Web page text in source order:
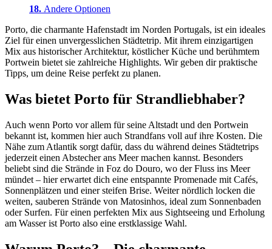
Andere Optionen
Porto, die charmante Hafenstadt im Norden Portugals, ist ein ideales
Ziel für einen unvergesslichen Städtetrip. Mit ihrem einzigartigen
Mix aus historischer Architektur, köstlicher Küche und berühmtem
Portwein bietet sie zahlreiche Highlights. Wir geben dir praktische
Tipps, um deine Reise perfekt zu planen.
Was bietet Porto für Strandliebhaber?
Auch wenn Porto vor allem für seine Altstadt und den Portwein
bekannt ist, kommen hier auch Strandfans voll auf ihre Kosten. Die
Nähe zum Atlantik sorgt dafür, dass du während deines Städtetrips
jederzeit einen Abstecher ans Meer machen kannst. Besonders
beliebt sind die Strände in Foz do Douro, wo der Fluss ins Meer
mündet – hier erwartet dich eine entspannte Promenade mit Cafés,
Sonnenplätzen und einer steifen Brise. Weiter nördlich locken die
weiten, sauberen Strände von Matosinhos, ideal zum Sonnenbaden
oder Surfen. Für einen perfekten Mix aus Sightseeing und Erholung
am Wasser ist Porto also eine erstklassige Wahl.